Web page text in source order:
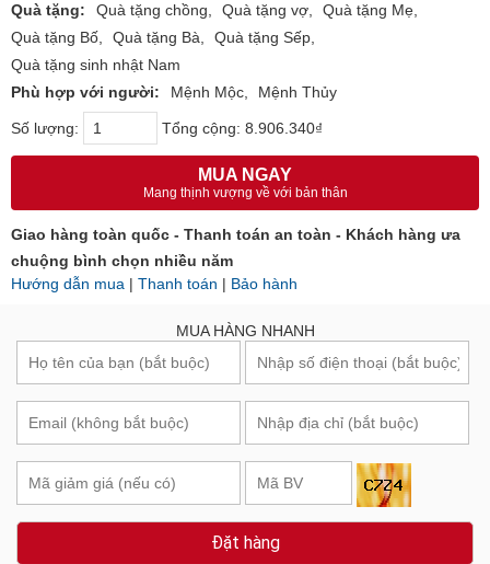
Quà tặng:
Quà tặng chồng Quà tặng vợ
Quà tặng Mẹ
Quà tặng Bố
Quà tặng Bà
Quà tặng Sếp
Quà tặng sinh nhật Nam
Phù hợp với người:
Mệnh Mộc Mệnh Thủy
Số lượng: Tổng cộng: 8.906.340₫
MUA NGAY
Mang thịnh vượng về với bản thân
Giao hàng toàn quốc - Thanh toán an toàn - Khách hàng ưa
chuộng bình chọn nhiều năm
Hướng dẫn mua | Thanh toán | Bảo hành
MUA HÀNG NHANH
Đặt hàng